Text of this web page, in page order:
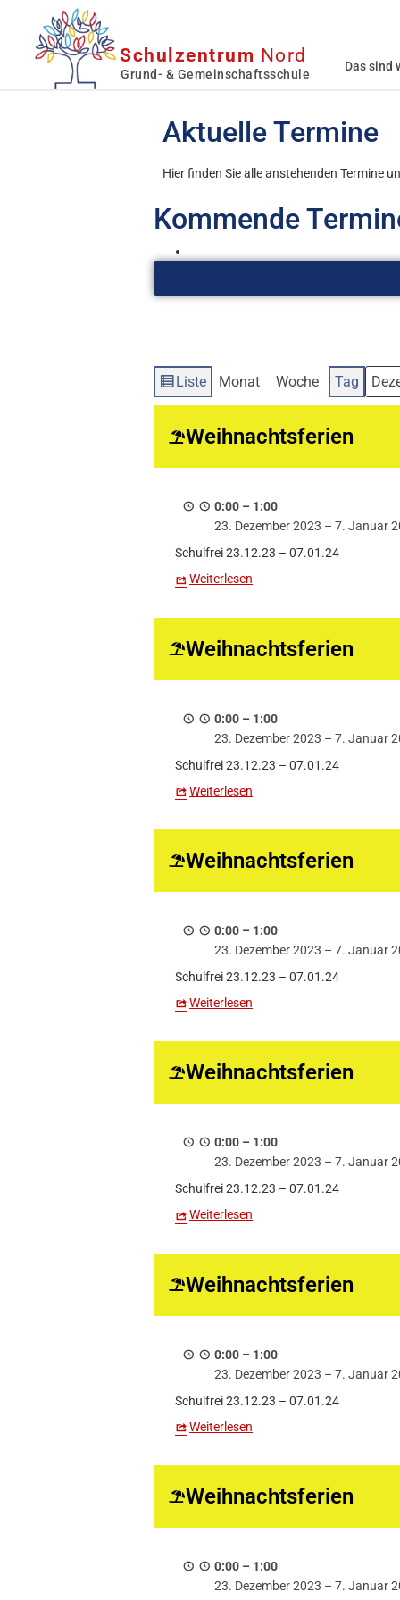
Schulzentrum Nord
Grund- & Gemeinschaftsschule
Das sind
Aktuelle Termine
Hier finden Sie alle anstehenden Termine
Kommende
Ansicht
Liste Monat Woche Tag Monat
Tag
Jahr
Weihnachtsferien
0:00 – 1:00
23. Dezember 2023 – 7. Januar
Schulfrei 23.12.23 – 07.01.24
Weiterlesen
Weihnachtsferien
0:00 – 1:00
23. Dezember 2023 – 7. Januar
Schulfrei 23.12.23 – 07.01.24
Weiterlesen
Weihnachtsferien
0:00 – 1:00
23. Dezember 2023 – 7. Januar
Schulfrei 23.12.23 – 07.01.24
Weiterlesen
Weihnachtsferien
0:00 – 1:00
23. Dezember 2023 – 7. Januar
Schulfrei 23.12.23 – 07.01.24
Weiterlesen
Weihnachtsferien
0:00 – 1:00
23. Dezember 2023 – 7. Januar
Schulfrei 23.12.23 – 07.01.24
Weiterlesen
Weihnachtsferien
0:00 – 1:00
23. Dezember 2023 – 7. Januar